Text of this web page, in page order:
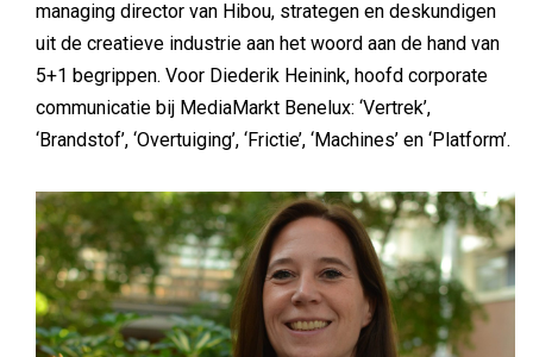
managing director van Hibou, strategen en deskundigen
uit de creatieve industrie aan het woord aan de hand van
5+1 begrippen. Voor Diederik Heinink, hoofd corporate
communicatie bij MediaMarkt Benelux: ‘Vertrek’,
‘Brandstof’, ‘Overtuiging’, ‘Frictie’, ‘Machines’ en ‘Platform’.